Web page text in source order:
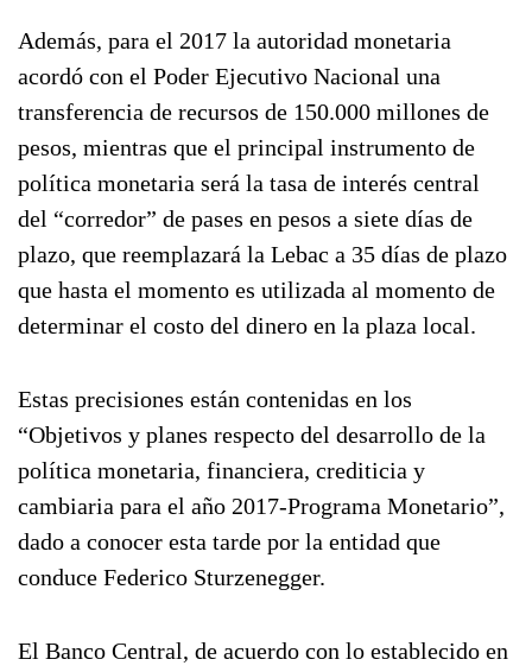
Además, para el 2017 la autoridad monetaria
acordó con el Poder Ejecutivo Nacional una
transferencia de recursos de 150.000 millones de
pesos, mientras que el principal instrumento de
política monetaria será la tasa de interés central
del “corredor” de pases en pesos a siete días de
plazo, que reemplazará la Lebac a 35 días de plazo
que hasta el momento es utilizada al momento de
determinar el costo del dinero en la plaza local.
Estas precisiones están contenidas en los
“Objetivos y planes respecto del desarrollo de la
política monetaria, financiera, crediticia y
cambiaria para el año 2017-Programa Monetario”,
dado a conocer esta tarde por la entidad que
conduce Federico Sturzenegger.
El Banco Central, de acuerdo con lo establecido en